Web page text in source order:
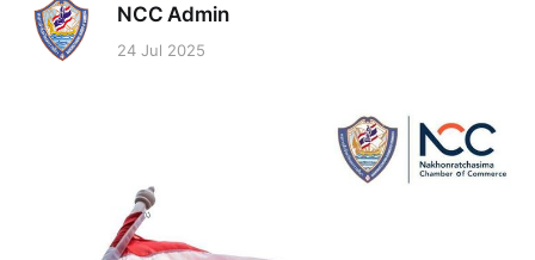
NCC Admin
24 Jul 2025